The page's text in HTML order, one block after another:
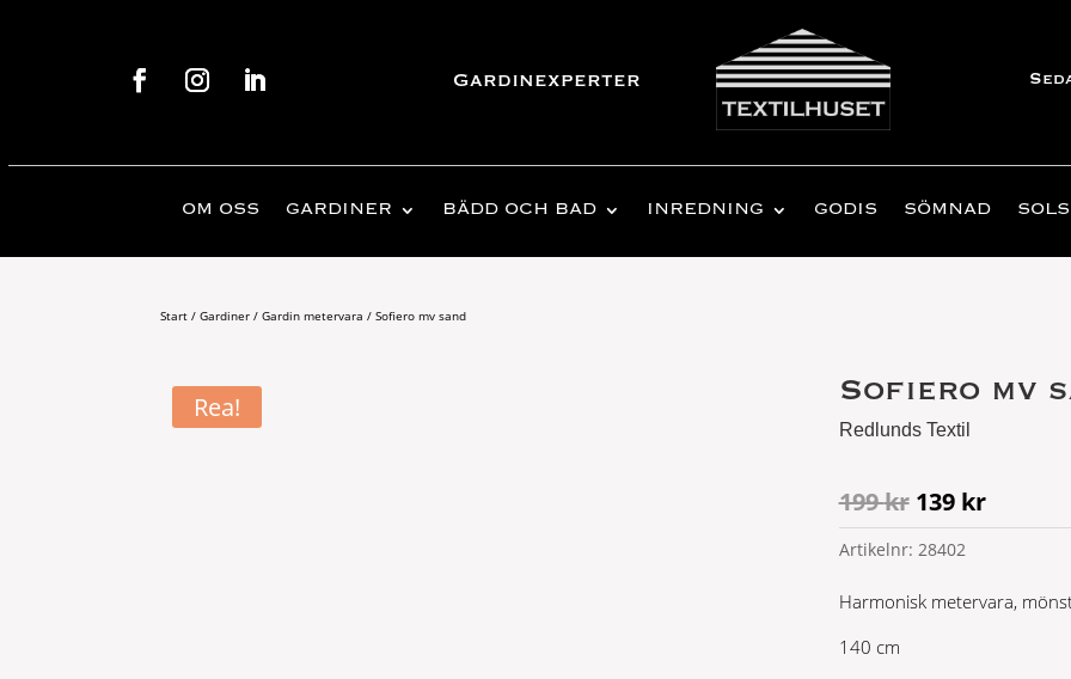
Gardinexperter
OM OSS GARDINER BÄDD OCH BAD INREDNING GODIS SÖMNAD
Start /Gardiner /Gardin metervara / Sofiero mv sand
Rea! Sofiero mv
Redlunds Textil
199kr Det
ursprungliga
priset
199 kr.
139 krDet
139 kr.
Artikelnr: 28402
Harmonisk metervara,
140 cm